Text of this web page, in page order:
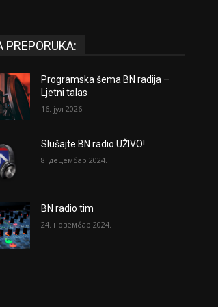
PREPORUKA:
Programska šema BN radija –
Ljetni talas
16. јул 2026.
Slušajte BN radio UŽIVO!
8. децембар 2024.
BN radio tim
24. новембар 2024.